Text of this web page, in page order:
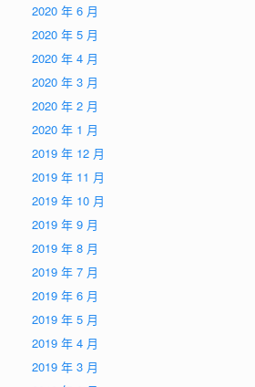
2020 年 6 月
2020 年 5 月
2020 年 4 月
2020 年 3 月
2020 年 2 月
2020 年 1 月
2019 年 12 月
2019 年 11 月
2019 年 10 月
2019 年 9 月
2019 年 8 月
2019 年 7 月
2019 年 6 月
2019 年 5 月
2019 年 4 月
2019 年 3 月